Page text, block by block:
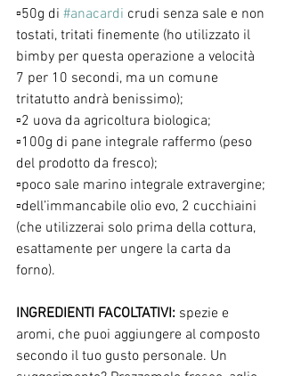
▫️50g di #anacardi crudi senza sale e non
tostati, tritati finemente (ho utilizzato il
bimby per questa operazione a velocità
7 per 10 secondi, ma un comune
tritatutto andrà benissimo);
▫️2 uova da agricoltura biologica;
▫️100g di pane integrale raffermo (peso
del prodotto da fresco);
▫️poco sale marino integrale extravergine;
▫️dell’immancabile olio evo, 2 cucchiaini
(che utilizzerai solo prima della cottura,
esattamente per ungere la carta da
forno).
INGREDIENTI FACOLTATIVI: spezie e
aromi, che puoi aggiungere al composto
secondo il tuo gusto personale. Un